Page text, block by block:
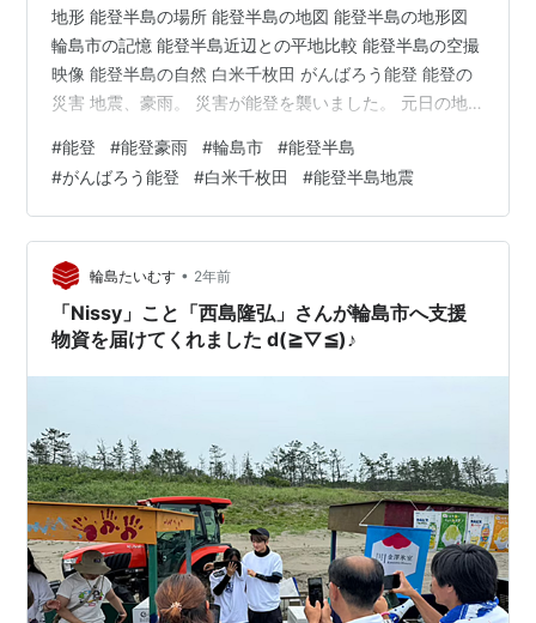
地形 能登半島の場所 能登半島の地図 能登半島の地形図
輪島市の記憶 能登半島近辺との平地比較 能登半島の空撮
映像 能登半島の自然 白米千枚田 がんばろう能登 能登の
災害 地震、豪雨。 災害が能登を襲いました。 元日の地
害に遭われた方々のお気持ちは計り知れません。 個人的
に出来ることで応援していきます。 能登の災害に関して
仮設住宅の浸水 地震で被災し、今回の豪雨でも被害に遭
われた方にお見舞いを申し上げます。 そんな中、「仮設
住宅が浸水したのは場所の選択がおかしい」との声を見
聞きしましたが…
#能登 #能登豪雨 #輪島市 #能登半島
#がんばろう能登 #白米千枚田 #能登半島地震
輪島たいむす • 2年前
「Nissy」こと「西島隆弘」さんが輪島市へ支援
物資を届けてくれました d(≧▽≦)♪